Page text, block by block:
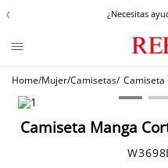
‹ ¿Necesitas
Mujer Camisetas Camiseta
Camiseta Manga
Términos más buscados
1.